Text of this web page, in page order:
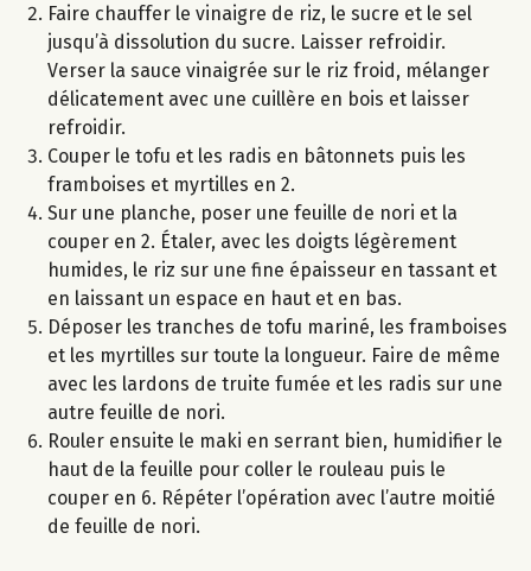
Faire chauffer le vinaigre de riz, le sucre et le sel
jusqu’à dissolution du sucre. Laisser refroidir.
Verser la sauce vinaigrée sur le riz froid, mélanger
délicatement avec une cuillère en bois et laisser
refroidir.
Couper le tofu et les radis en bâtonnets puis les
framboises et myrtilles en 2.
Sur une planche, poser une feuille de nori et la
couper en 2. Étaler, avec les doigts légèrement
humides, le riz sur une fine épaisseur en tassant et
en laissant un espace en haut et en bas.
Déposer les tranches de tofu mariné, les framboises
et les myrtilles sur toute la longueur. Faire de même
avec les lardons de truite fumée et les radis sur une
autre feuille de nori.
Rouler ensuite le maki en serrant bien, humidifier le
haut de la feuille pour coller le rouleau puis le
couper en 6. Répéter l’opération avec l’autre moitié
de feuille de nori.